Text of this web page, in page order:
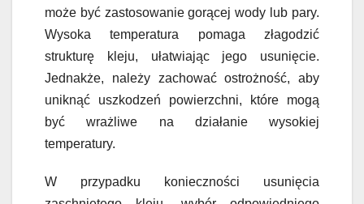
może być zastosowanie gorącej wody lub pary.
Wysoka temperatura pomaga złagodzić
strukturę kleju, ułatwiając jego usunięcie.
Jednakże, należy zachować ostrożność, aby
uniknąć uszkodzeń powierzchni, które mogą
być wrażliwe na działanie wysokiej
temperatury.
W przypadku konieczności usunięcia